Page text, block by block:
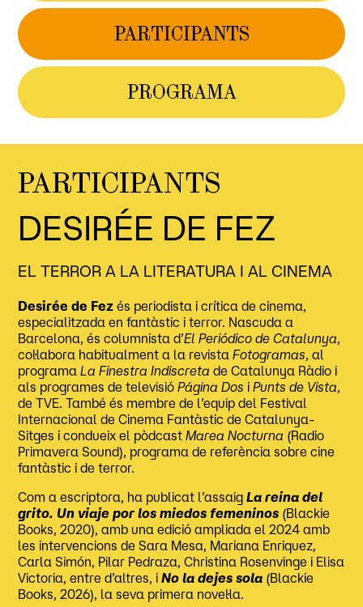
PARTICIPANTS
PROGRAMA
PARTICIPANTS
DESIRÉE DE FEZ
EL TERROR A LA LITERATURA I AL CINEMA
Desirée de Fezés periodista i crítica de cinema,
especialitzada en fantàstic i terror. Nascuda a
Barcelona, és columnista d’El Periódico de Catalunya,
col·labora habitualment a la revistaFotogramas, al
programaLa Finestra Indiscreta de Catalunya Ràdio i
als programes de televisióPágina Dos iPunts de Vista,
de TVE. També és membre de l’equip del Festival
Internacional de Cinema Fantàstic de Catalunya-
Sitges i condueix el pòdcastMarea Nocturna (Radio
Primavera Sound), programa de referència sobre cine
fantàstic i de terror.
Com a escriptora, ha publicat l’assaigLa reina del
grito. Un viaje por los miedos femeninos (Blackie
Books, 2020), amb una edició ampliada el 2024 amb
les intervencions de Sara Mesa, Mariana Enriquez,
Carla Simón, Pilar Pedraza, Christina Rosenvinge i Elisa
Victoria, entre d’altres, iNo la dejes sola (Blackie
Books, 2026), la seva primera novel·la.